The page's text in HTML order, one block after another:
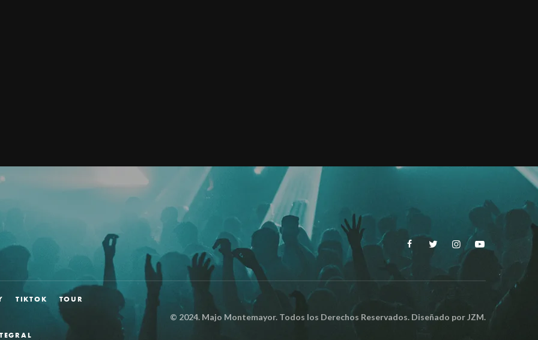
TIKTOK TOUR
© 2024.Majo Montemayor. Todos los Derechos Reservados. Diseñado porJZM.